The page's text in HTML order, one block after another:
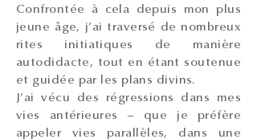
Confrontée à cela depuis mon plus
jeune âge, j’ai traversé de nombreux
rites initiatiques de manière
autodidacte, tout en étant soutenue
et guidée par les plans divins.
J’ai vécu des régressions dans mes
vies antérieures – que je préfère
appeler vies parallèles, dans une